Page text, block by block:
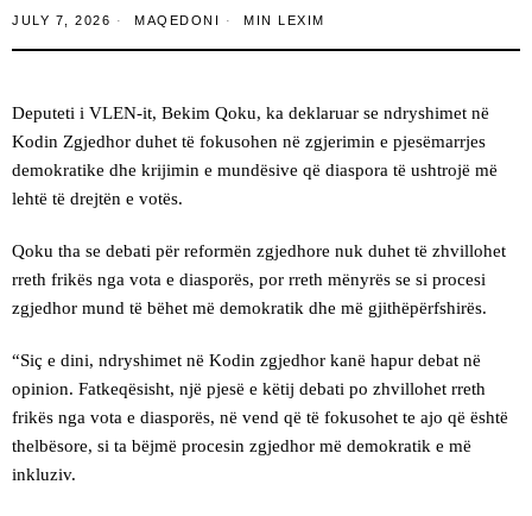
JULY 7, 2026 MAQEDONI MIN LEXIM
Deputeti i VLEN-it, Bekim Qoku, ka deklaruar se ndryshimet në
Kodin Zgjedhor duhet të fokusohen në zgjerimin e pjesëmarrjes
demokratike dhe krijimin e mundësive që diaspora të ushtrojë më
lehtë të drejtën e votës.
Qoku tha se debati për reformën zgjedhore nuk duhet të zhvillohet
rreth frikës nga vota e diasporës, por rreth mënyrës se si procesi
zgjedhor mund të bëhet më demokratik dhe më gjithëpërfshirës.
“Siç e dini, ndryshimet në Kodin zgjedhor kanë hapur debat në
opinion. Fatkeqësisht, një pjesë e këtij debati po zhvillohet rreth
frikës nga vota e diasporës, në vend që të fokusohet te ajo që është
thelbësore, si ta bëjmë procesin zgjedhor më demokratik e më
inkluziv.